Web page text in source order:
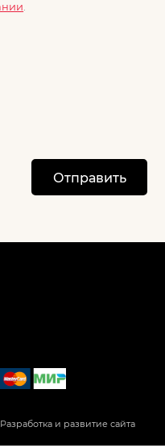
Отправить
Разработка и развитие сайта